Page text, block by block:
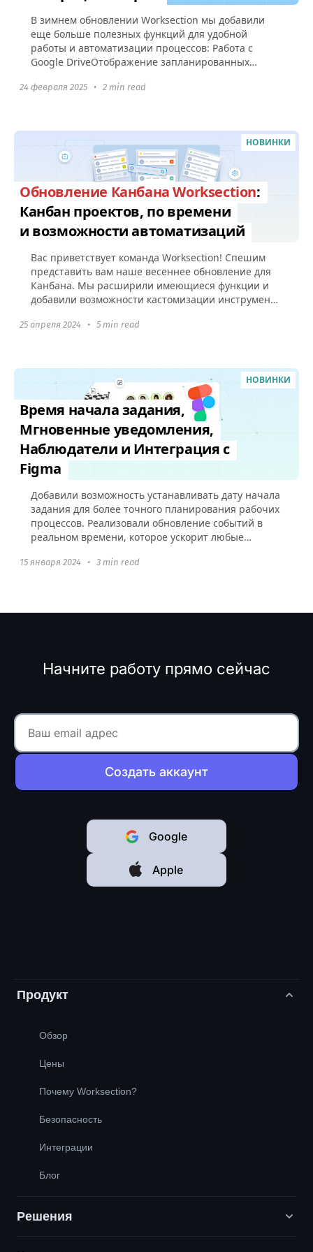
В зимнем обновлении Worksection мы добавили
еще больше полезных функций для удобной
работы и автоматизации процессов: Работа с
Google DriveОтображение запланированных
24 февраля 2025 • 2 min read
НОВИНКИ
Обновление Канбана Worksection:
Канбан проектов, по времени
и возможности автоматизаций
Вас приветствует команда Worksection! Спешим
представить вам наше весеннее обновление для
Канбана. Мы расширили имеющиеся функции и
добавили возможности кастомизации инструмента
25 апреля 2024 • 5 min read
НОВИНКИ
Время начала задания,
Мгновенные уведомления,
Наблюдатели и Интеграция с
Figma
Добавили возможность устанавливать дату начала
задания для более точного планирования рабочих
процессов. Реализовали обновление событий в
реальном времени, которое ускорит любые
интеграцию с Figma.
15 января 2024 • 3 min read
Начните работу прямо сейчас
Создать аккаунт
Google
Apple
Продукт
Обзор
Цены
Почему Worksection?
Безопасность
Интеграции
Блог
Решения